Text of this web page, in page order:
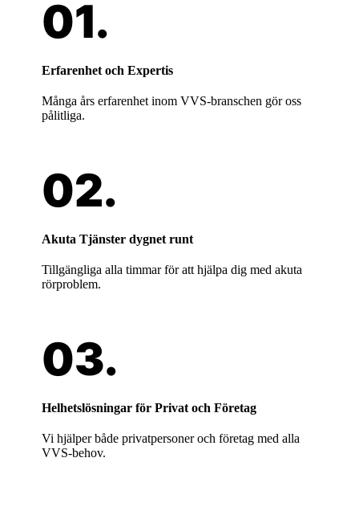
Erfarenhet och Expertis
Många års erfarenhet inom VVS-branschen gör oss
pålitliga.
Akuta Tjänster dygnet runt
Tillgängliga alla timmar för att hjälpa dig med akuta
rörproblem.
Helhetslösningar för Privat och Företag
Vi hjälper både privatpersoner och företag med alla
VVS-behov.